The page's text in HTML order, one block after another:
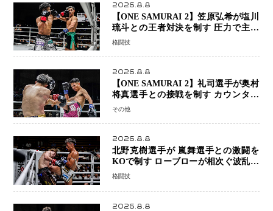
2026.8.8
【ONE SAMURAI 2】笠原弘希が塩川
琉斗との王者対決を制す 圧力で主導
権を握り判定勝利
格闘技
2026.8.8
【ONE SAMURAI 2】礼司選手が奥村
将真選手との接戦を制す カウンター
と正確な打撃で判定勝利
その他
2026.8.8
北野克樹選手が 嵐舞選手との激闘を
KOで制す ローブローが相次ぐ波乱の
展開…涙の勝利「生まれてくる娘のた
格闘技
2026.8.8